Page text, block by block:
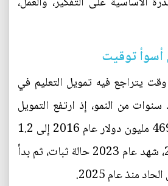
أسوأ توقيت
يتراجع فيه تمويل التعليم في
من النمو، إذ ارتفع التمويل
الإنساني للتعليم من 469 مليون دولار عام 2016 إلى 1.2
مليار دولار عام 2022، شهد عام 2023 حالة ثبات، ثم بدأ
منذ عام 2025.